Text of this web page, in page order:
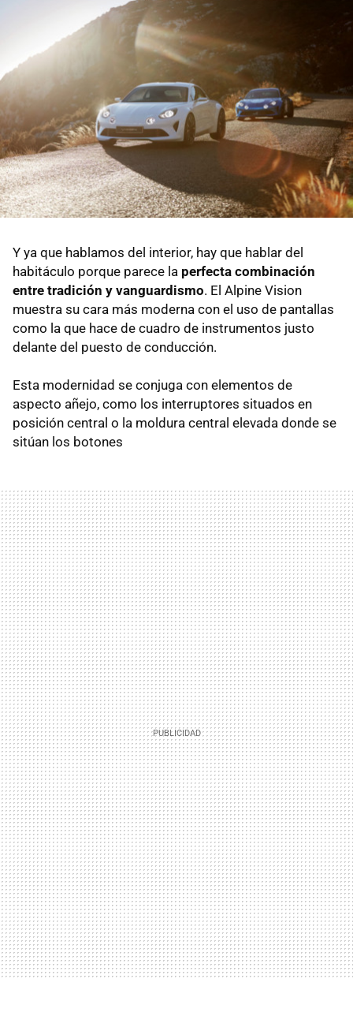
Y ya que hablamos del interior, hay que hablar del
habitáculo porque parece la perfecta combinación
entre tradición y vanguardismo. El Alpine Vision
muestra su cara más moderna con el uso de pantallas
como la que hace de cuadro de instrumentos justo
delante del puesto de conducción.
Esta modernidad se conjuga con elementos de
aspecto añejo, como los interruptores situados en
posición central o la moldura central elevada donde se
sitúan los botones